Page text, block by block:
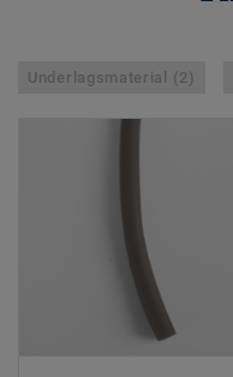
Underlagsmaterial (2)